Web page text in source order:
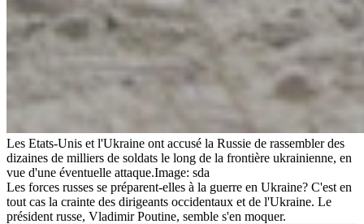
Les Etats-Unis et l'Ukraine ont accusé la Russie de rassembler des
dizaines de milliers de soldats le long de la frontière ukrainienne, en
vue d'une éventuelle attaque.Image: sda
Les forces russes se préparent-elles à la guerre en Ukraine? C'est en
tout cas la crainte des dirigeants occidentaux et de l'Ukraine. Le
président russe, Vladimir Poutine, semble s'en moquer.